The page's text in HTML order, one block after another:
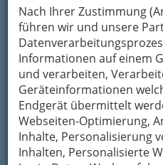
Nach Ihrer Zustimmung
führen wir und unsere
Informationen auf einem
und verarbeiten,
Geräteinformationen
Endgerät übermittelt
Webseiten-Optimierung,
Inhalte, Personalisierung
Inhalten, Personalisierte
Navigation